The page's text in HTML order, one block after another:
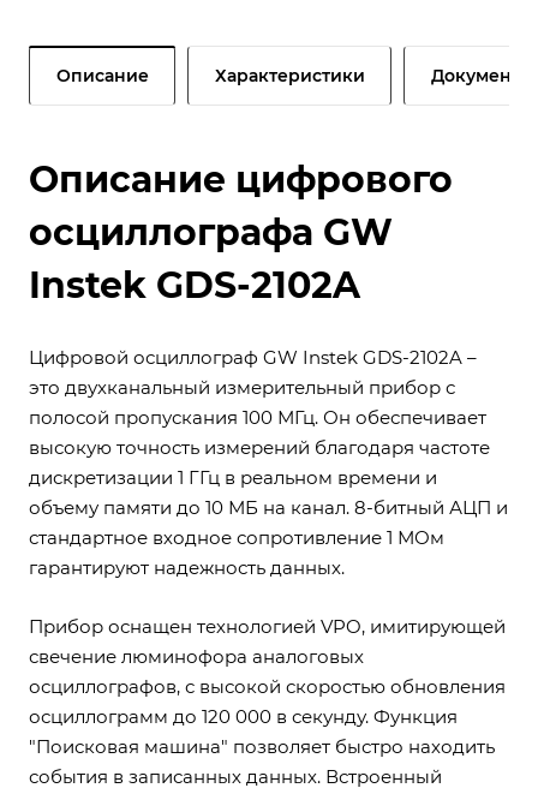
Описание Характеристики Документы
Описание цифрового
осциллографа GW
Instek GDS-2102A
Цифровой осциллограф GW Instek GDS-2102A –
это двухканальный измерительный прибор с
полосой пропускания 100 МГц. Он обеспечивает
высокую точность измерений благодаря частоте
дискретизации 1 ГГц в реальном времени и
объему памяти до 10 МБ на канал. 8-битный АЦП и
стандартное входное сопротивление 1 МОм
гарантируют надежность данных.
Прибор оснащен технологией VPO, имитирующей
свечение люминофора аналоговых
осциллографов, с высокой скоростью обновления
осциллограмм до 120 000 в секунду. Функция
"Поисковая машина" позволяет быстро находить
события в записанных данных. Встроенный